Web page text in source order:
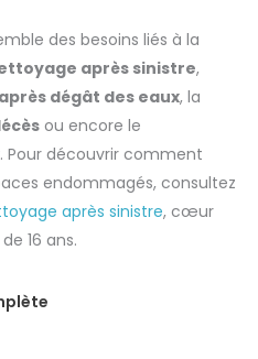
des besoins liés à la
après sinistre,
dégât des eaux, la
ou encore le
. Pour découvrir comment
endommagés, consultez
après sinistre, cœur
16 ans.